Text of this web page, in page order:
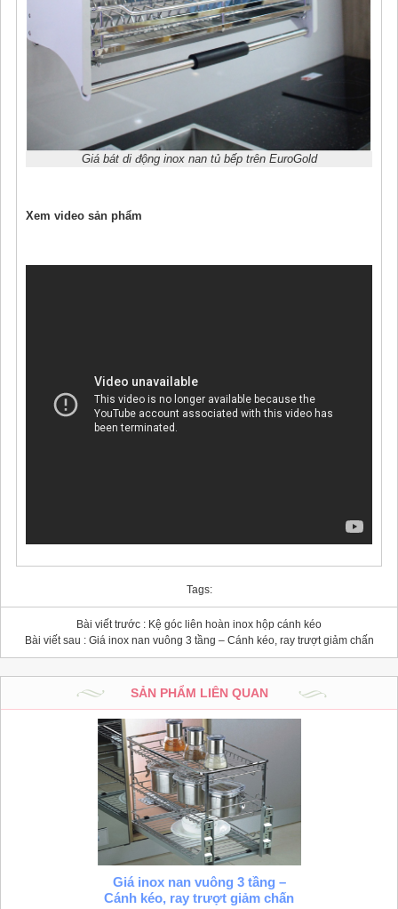
Giá bát di động inox nan tủ bếp trên EuroGold
Xem video sản phẩm
Tags:
Bài viết trước : Kệ góc liên hoàn inox hộp cánh kéo
Bài viết sau :Giá inox nan vuông 3 tầng – Cánh kéo, ray trượt giảm chấn
SẢN PHẨM LIÊN QUAN
Giá inox nan vuông 3 tầng –
Cánh kéo, ray trượt giảm chấn